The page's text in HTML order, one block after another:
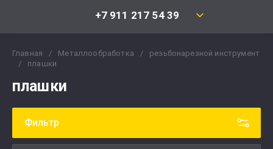
+7 911 217 54 39
Главная / Металлообработка /
резьбонарезной инструмент
/
плашки
плашки
Фильтр